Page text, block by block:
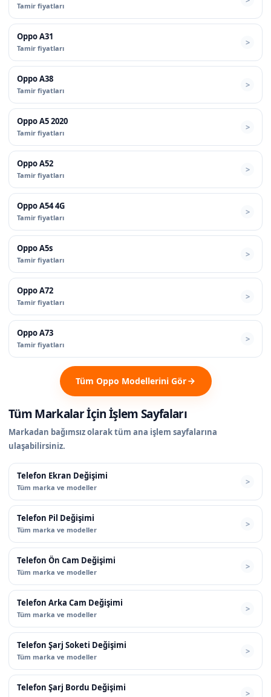
Tamir fiyatları
Oppo A31
Tamir fiyatları
Oppo A38
Tamir fiyatları
Oppo A5 2020
Tamir fiyatları
Oppo A52
Tamir fiyatları
Oppo A54 4G
Tamir fiyatları
Oppo A5s
Tamir fiyatları
Oppo A72
Tamir fiyatları
Oppo A73
Tamir fiyatları
Tüm Oppo Modellerini Gör
Tüm Markalar İçin İşlem Sayfaları
Markadan bağımsız olarak tüm ana işlem sayfalarına
ulaşabilirsiniz.
Telefon Ekran Değişimi
Tüm marka ve modeller
Telefon Pil Değişimi
Tüm marka ve modeller
Telefon Ön Cam Değişimi
Tüm marka ve modeller
Telefon Arka Cam Değişimi
Tüm marka ve modeller
Telefon Şarj Soketi Değişimi
Tüm marka ve modeller
Telefon Şarj Bordu Değişimi